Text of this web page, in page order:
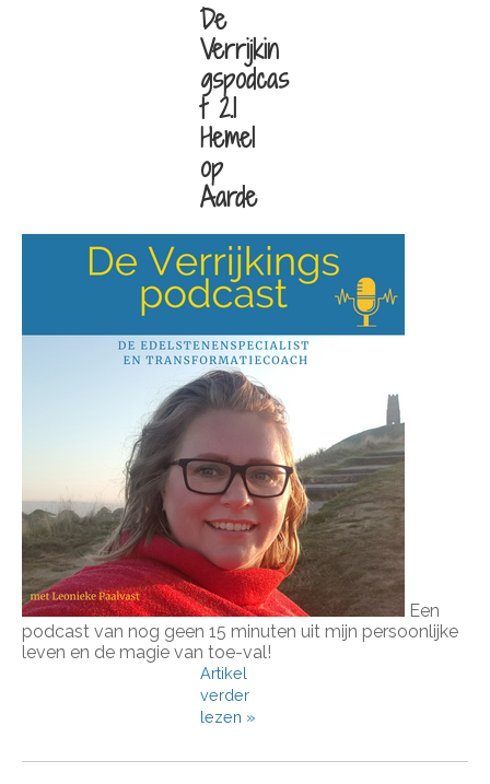
De
Verrijkin
gspodcas
t 2.1
Hemel
op
Aarde
Een
podcast van nog geen 15 minuten uit mijn persoonlijke
leven en de magie van toe-val!
Artikel
verder
lezen »